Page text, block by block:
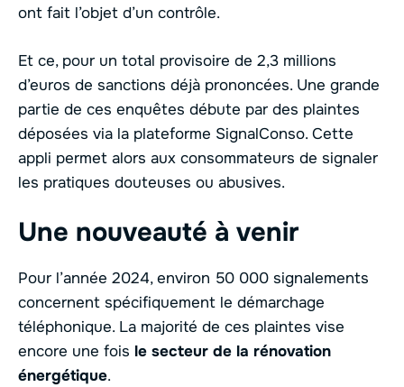
ont fait l’objet d’un contrôle.
Et ce, pour un total provisoire de 2,3 millions
d’euros de sanctions déjà prononcées. Une grande
partie de ces enquêtes débute par des plaintes
déposées via la plateforme SignalConso. Cette
appli permet alors aux consommateurs de signaler
les pratiques douteuses ou abusives.
Une nouveauté à venir
Pour l’année 2024, environ 50 000 signalements
concernent spécifiquement le démarchage
téléphonique. La majorité de ces plaintes vise
encore une fois le secteur de la rénovation
énergétique.